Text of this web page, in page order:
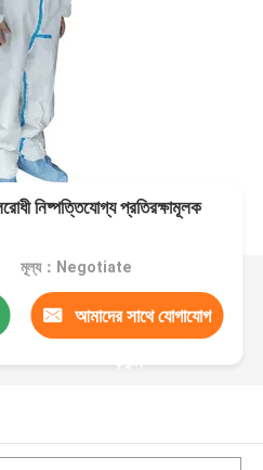
নিষ্পত্তিযোগ্য প্রতিরক্ষামূলক
মূল্য：Negotiate
আমাদের সাথে যোগাযোগ
করুন